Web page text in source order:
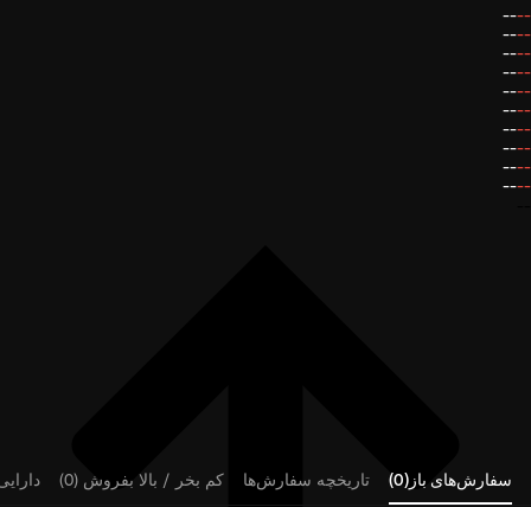
--
--
--
--
--
--
--
--
--
--
--
--
--
--
--
--
--
--
--
--
سفارش‌های باز(0) تاریخچه سفارش‌ها کم بخر / بالا بفروش (0)